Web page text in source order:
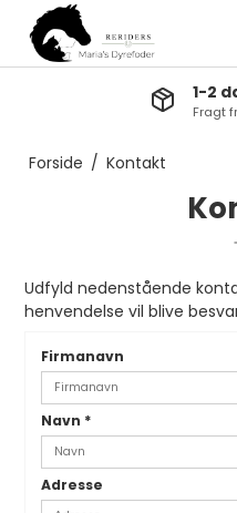
1-2
Fragt
Forside / Kontakt
Udfyld nedenstående
henvendelse vil blive
Firmanavn
Navn *
Adresse